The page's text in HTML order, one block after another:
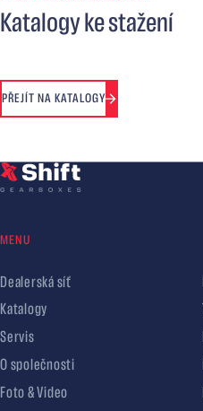
Katalogy ke stažení
PŘEJÍT NA KATALOGY
MENU
Dealerská síť
Katalogy
Servis
O společnosti
Foto & Video